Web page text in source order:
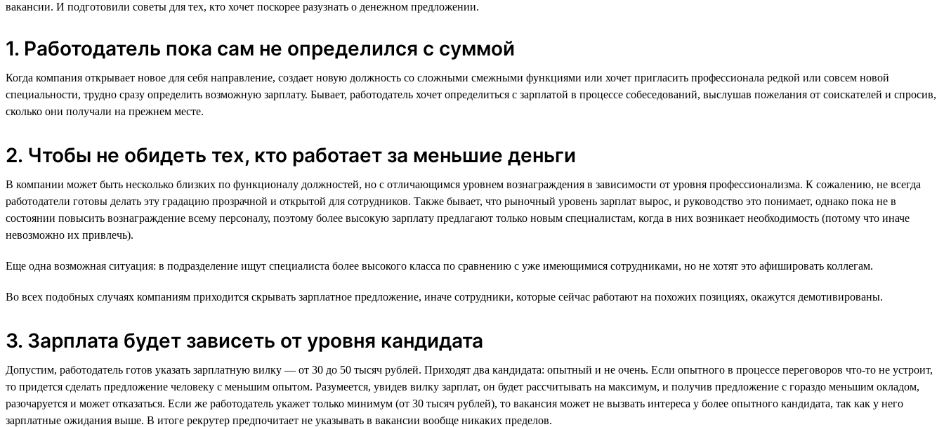
вакансии. И подготовили советы для тех, кто хочет поскорее разузнать о денежном предложении.
1. Работодатель пока сам не определился с суммой
Когда компания открывает новое для себя направление, создает новую должность со сложными смежными функциями или хочет пригласить профессионала редкой или совсем новой
специальности, трудно сразу определить возможную зарплату. Бывает, работодатель хочет определиться с зарплатой в процессе собеседований, выслушав пожелания от соискателей и спросив,
сколько они получали на прежнем месте.
2. Чтобы не обидеть тех, кто работает за меньшие деньги
В компании может быть несколько близких по функционалу должностей, но с отличающимся уровнем вознаграждения в зависимости от уровня профессионализма. К сожалению, не всегда
работодатели готовы делать эту градацию прозрачной и открытой для сотрудников. Также бывает, что рыночный уровень зарплат вырос, и руководство это понимает, однако пока не в
состоянии повысить вознаграждение всему персоналу, поэтому более высокую зарплату предлагают только новым специалистам, когда в них возникает необходимость (потому что иначе
невозможно их привлечь).
Еще одна возможная ситуация: в подразделение ищут специалиста более высокого класса по сравнению с уже имеющимися сотрудниками, но не хотят это афишировать коллегам.
Во всех подобных случаях компаниям приходится скрывать зарплатное предложение, иначе сотрудники, которые сейчас работают на похожих позициях, окажутся демотивированы.
3. Зарплата будет зависеть от уровня кандидата
Допустим, работодатель готов указать зарплатную вилку — от 30 до 50 тысяч рублей. Приходят два кандидата: опытный и не очень. Если опытного в процессе переговоров что-то не устроит,
то придется сделать предложение человеку с меньшим опытом. Разумеется, увидев вилку зарплат, он будет рассчитывать на максимум, и получив предложение с гораздо меньшим окладом,
разочаруется и может отказаться. Если же работодатель укажет только минимум (от 30 тысяч рублей), то вакансия может не вызвать интереса у более опытного кандидата, так как у него
зарплатные ожидания выше. В итоге рекрутер предпочитает не указывать в вакансии вообще никаких пределов.